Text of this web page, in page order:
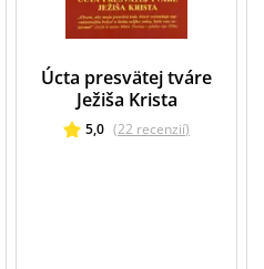
Úcta presvätej tváre
Ježiša Krista
5,0 (22 recenzií)